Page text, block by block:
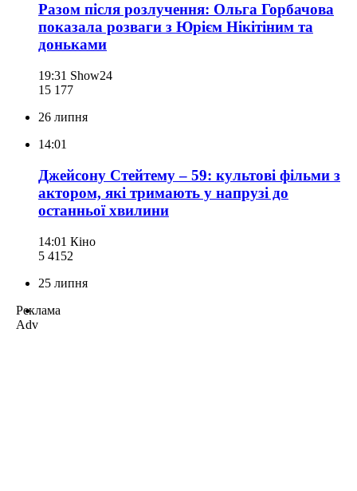
Разом після розлучення: Ольга Горбачова
показала розваги з Юрієм Нікітіним та
доньками
19:31 Show24
15 177
26 липня
14:01
Джейсону Стейтему – 59: культові фільми з
актором, які тримають у напрузі до
останньої хвилини
14:01 Кіно
5 4152
25 липня
Реклама
Adv